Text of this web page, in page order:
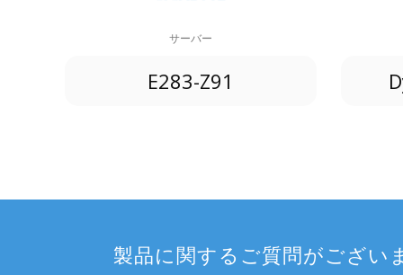
サーバー
E283-Z91
製品に関するご質問がござい